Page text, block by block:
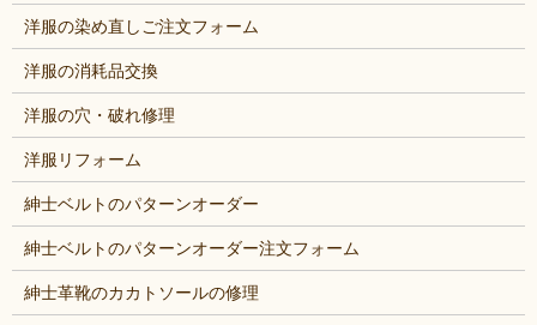
洋服の染め直しご注文フォーム
洋服の消耗品交換
洋服の穴・破れ修理
洋服リフォーム
紳士ベルトのパターンオーダー
紳士ベルトのパターンオーダー注文フォーム
紳士革靴のカカトソールの修理